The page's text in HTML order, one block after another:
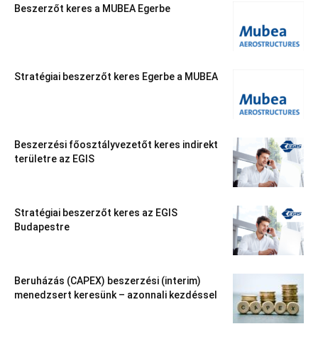
Beszerzőt keres a MUBEA Egerbe
Stratégiai beszerzőt keres Egerbe a MUBEA
Beszerzési főosztályvezetőt keres indirekt
területre az EGIS
Stratégiai beszerzőt keres az EGIS
Budapestre
Beruházás (CAPEX) beszerzési (interim)
menedzsert keresünk – azonnali kezdéssel